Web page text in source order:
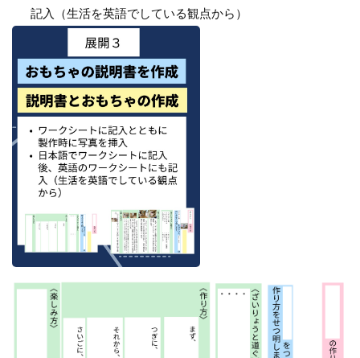
記入（生活を英語でしている観点から）